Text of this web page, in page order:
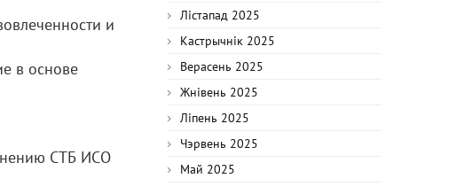
и
в основе
СТБ ИСО
Лістапад 2025
Кастрычнік 2025
Верасень 2025
Жнівень 2025
Ліпень 2025
Чэрвень 2025
Май 2025